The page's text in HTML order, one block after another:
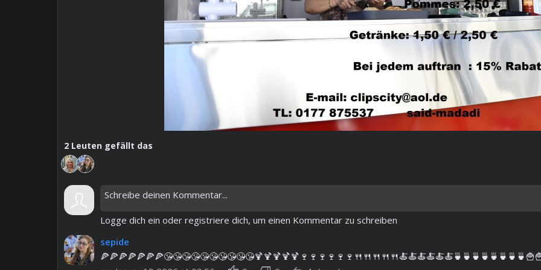
2 Leuten gefällt das
Logge dich ein oder registriere dich, um einen Kommentar zu schreiben
sepide